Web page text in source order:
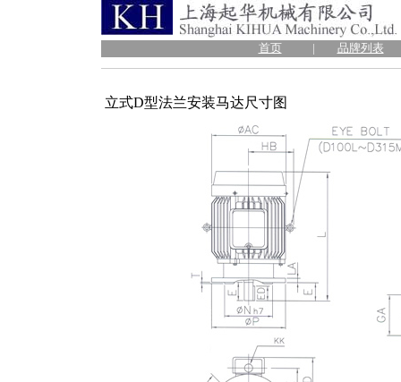
首页 | 品牌列表
立式D型法兰安装马达尺寸图